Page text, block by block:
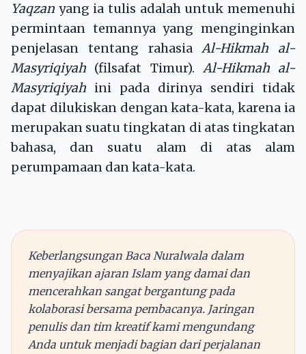
Yaqzan yang ia tulis adalah untuk memenuhi
permintaan temannya yang menginginkan
penjelasan tentang rahasiaAl-Hikmah al-
Masyriqiyah (filsafat Timur). Al-Hikmah al-
Masyriqiyah ini pada dirinya sendiri tidak
dapat dilukiskan dengan kata-kata, karena ia
merupakan suatu tingkatan di atas tingkatan
bahasa, dan suatu alam di atas alam
perumpamaan dan kata-kata.
Keberlangsungan Baca Nuralwala dalam
menyajikan ajaran Islam yang damai dan
mencerahkan sangat bergantung pada
kolaborasi bersama pembacanya. Jaringan
penulis dan tim kreatif kami mengundang
Anda untuk menjadi bagian dari perjalanan